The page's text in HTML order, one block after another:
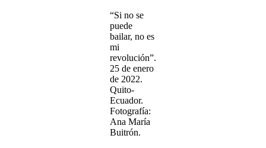
“Si no se
puede
bailar, no es
mi
revolución”.
25 de enero
de 2022.
Quito-
Ecuador.
Fotografía:
Ana María
Buitrón.